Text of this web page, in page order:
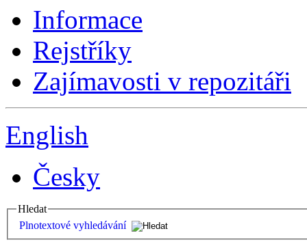
Informace
Rejstříky
Zajímavosti v repozitáři
English
Česky
Hledat
Plnotextové vyhledávání